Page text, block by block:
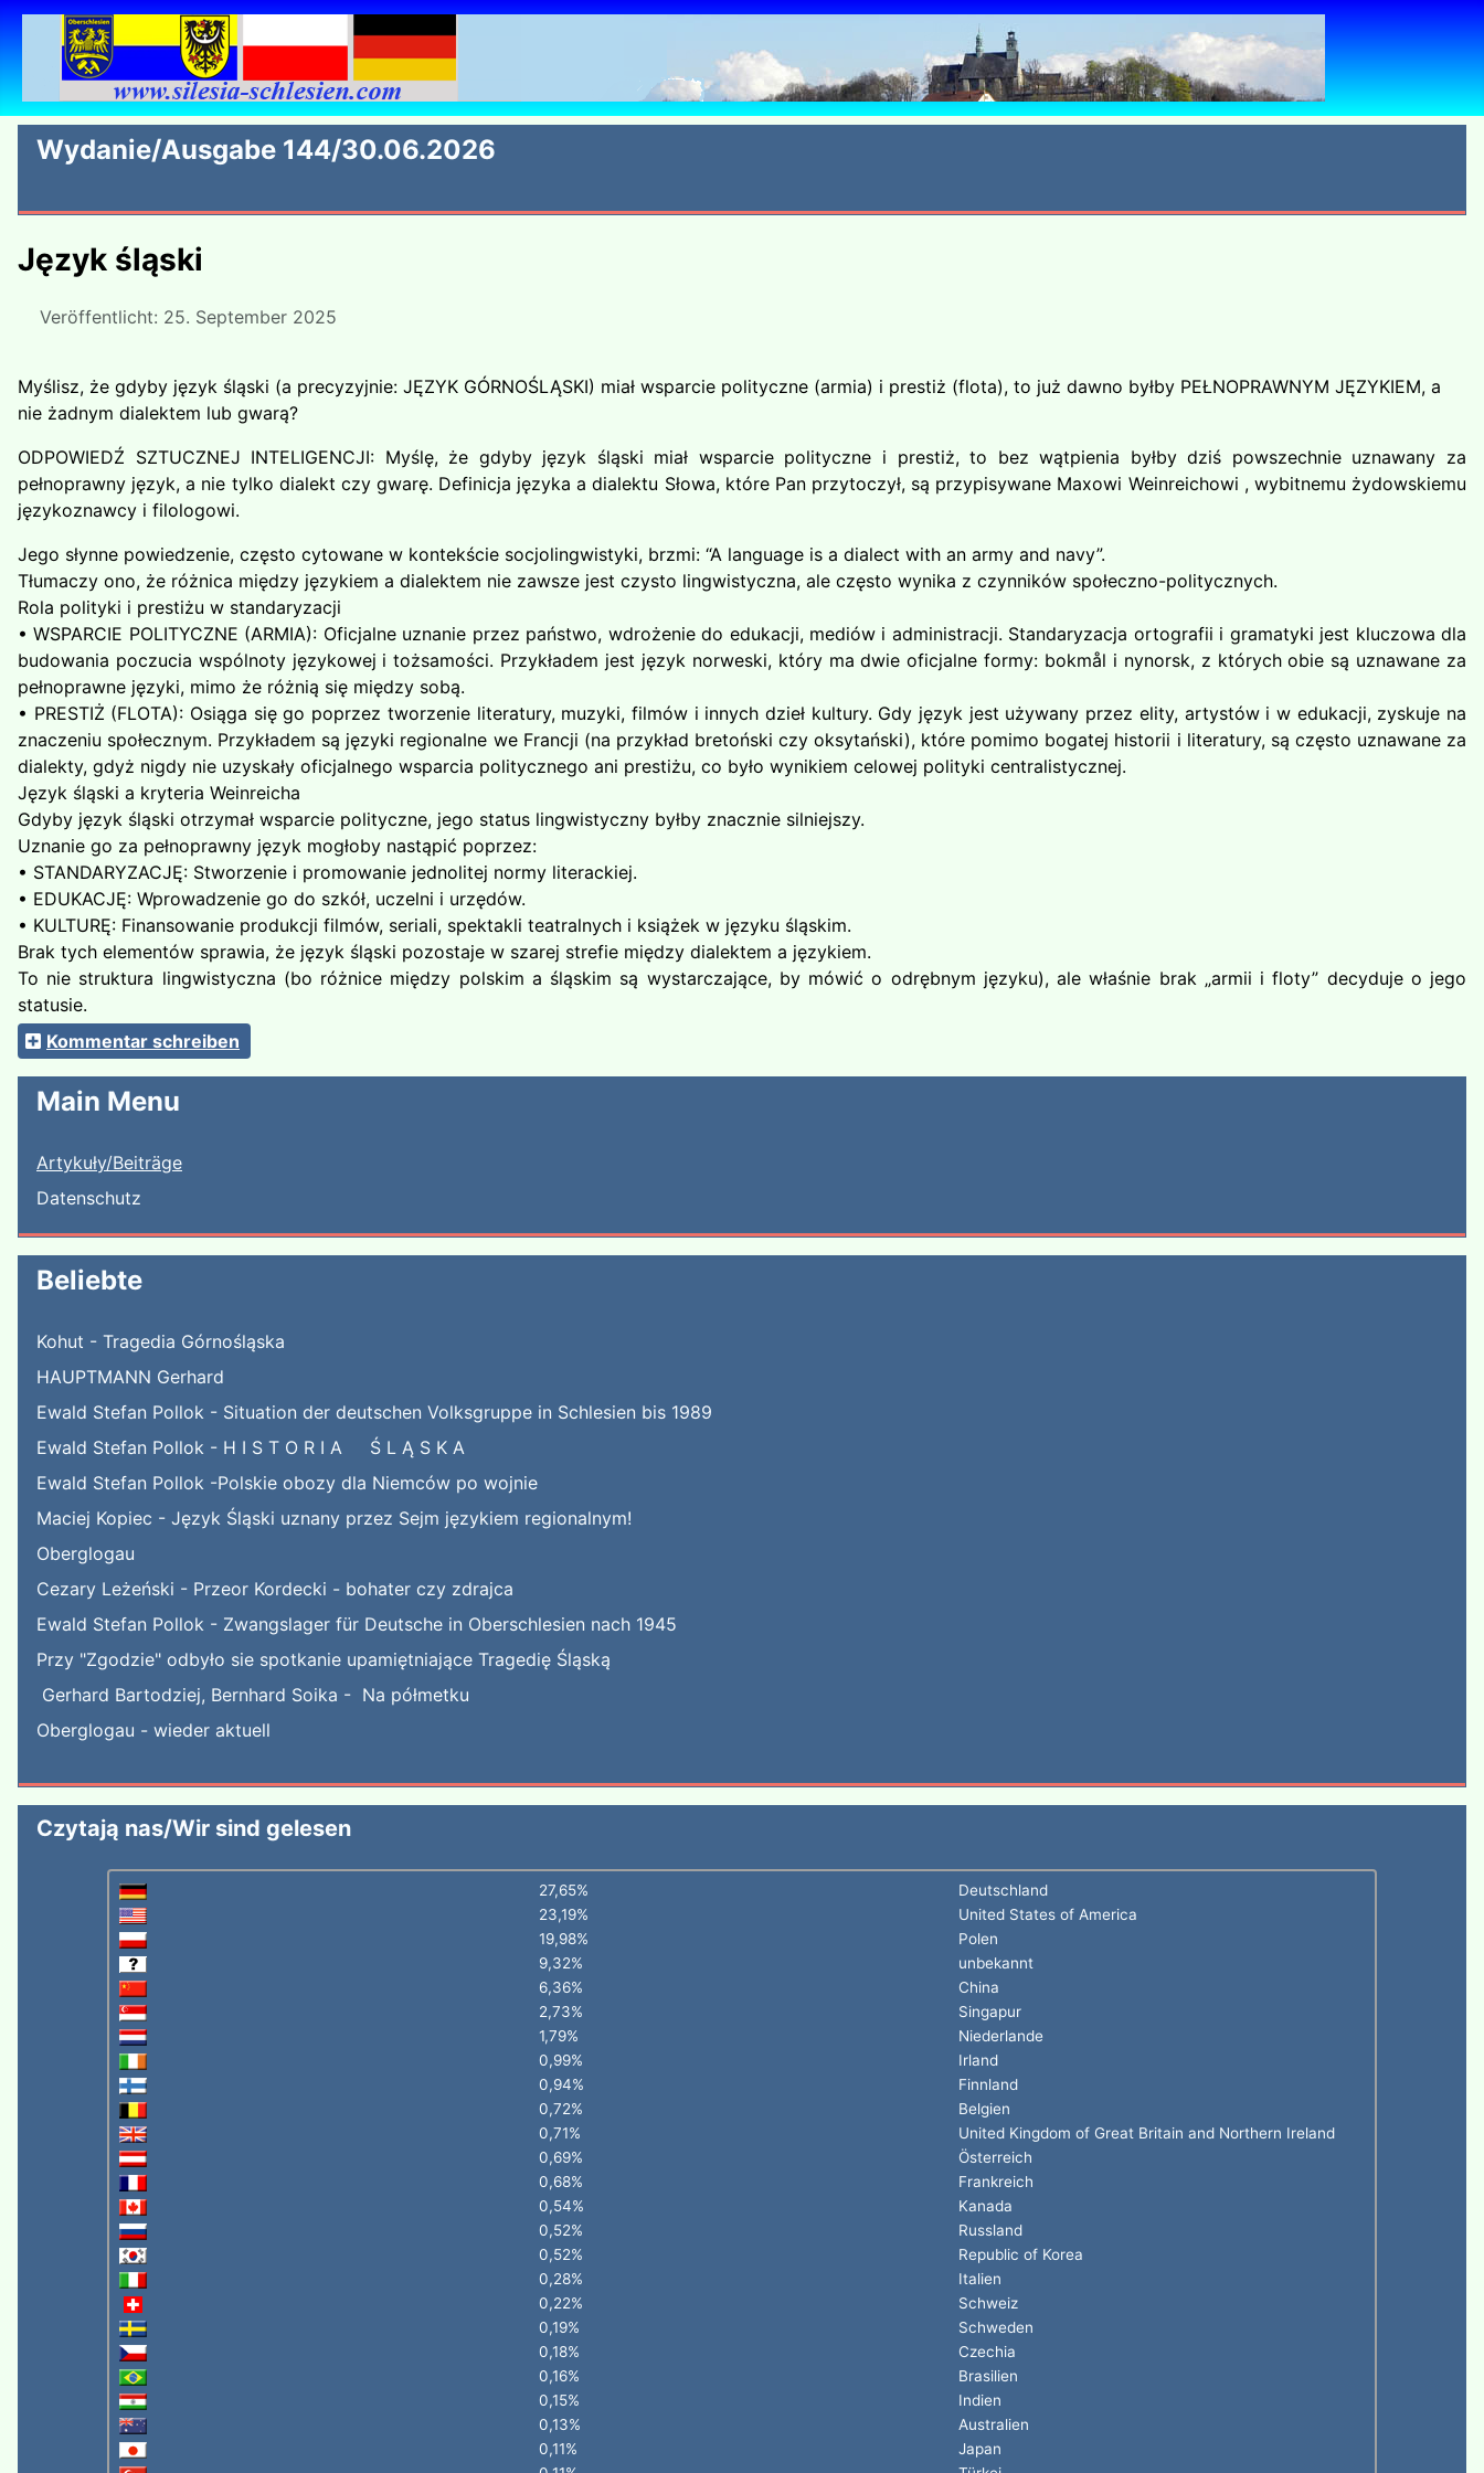
Wydanie/Ausgabe 144/30.06.2026
Main Menu
Artykuły/Beiträge
Datenschutz
Beliebte
Kohut - Tragedia Górnośląska
HAUPTMANN Gerhard
Ewald Stefan Pollok - Situation der deutschen Volksgruppe in Schlesien bis 1989
Ewald Stefan Pollok - H I S T O R I A Ś L Ą S K A
Ewald Stefan Pollok -Polskie obozy dla Niemców po wojnie
Maciej Kopiec - Język Śląski uznany przez Sejm językiem regionalnym!
Oberglogau
Cezary Leżeński - Przeor Kordecki - bohater czy zdrajca
Ewald Stefan Pollok - Zwangslager für Deutsche in Oberschlesien nach 1945
Przy "Zgodzie" odbyło sie spotkanie upamiętniające Tragedię Śląską
Gerhard Bartodziej, Bernhard Soika - Na półmetku
Oberglogau - wieder aktuell
Czytają nas/Wir sind gelesen
27,65%
Deutschland
23,19%
United States of America
19,98%
Polen
9,32%
unbekannt
6,36%
China
2,73%
Singapur
1,79%
Niederlande
0,99%
Irland
0,94%
Finnland
0,72%
Belgien
0,71%
United Kingdom of Great Britain and Northern Ireland
0,69%
Österreich
0,68%
Frankreich
0,54%
Kanada
0,52%
Russland
0,52%
Republic of Korea
0,28%
Italien
0,22%
Schweiz
0,19%
Schweden
0,18%
Czechia
0,16%
Brasilien
0,15%
Indien
0,13%
Australien
0,11%
Japan
Język śląski
Veröffentlicht: 25. September 2025
Myślisz, że gdyby język śląski (a precyzyjnie: JĘZYK GÓRNOŚLĄSKI) miał wsparcie polityczne (armia) i prestiż (flota), to już dawno byłby PEŁNOPRAWNYM JĘZYKIEM, a
nie żadnym dialektem lub gwarą?
ODPOWIEDŹ SZTUCZNEJ INTELIGENCJI: Myślę, że gdyby język śląski miał wsparcie polityczne i prestiż, to bez wątpienia byłby dziś powszechnie uznawany za
pełnoprawny język, a nie tylko dialekt czy gwarę. Definicja języka a dialektu Słowa, które Pan przytoczył, są przypisywane Maxowi Weinreichowi , wybitnemu żydowskiemu
językoznawcy i filologowi.
Jego słynne powiedzenie, często cytowane w kontekście socjolingwistyki, brzmi: “A language is a dialect with an army and navy”.
Tłumaczy ono, że różnica między językiem a dialektem nie zawsze jest czysto lingwistyczna, ale często wynika z czynników społeczno-politycznych.
Rola polityki i prestiżu w standaryzacji
• WSPARCIE POLITYCZNE (ARMIA): Oficjalne uznanie przez państwo, wdrożenie do edukacji, mediów i administracji. Standaryzacja ortografii i gramatyki jest kluczowa dla
budowania poczucia wspólnoty językowej i tożsamości. Przykładem jest język norweski, który ma dwie oficjalne formy: bokmål i nynorsk, z których obie są uznawane za
pełnoprawne języki, mimo że różnią się między sobą.
• PRESTIŻ (FLOTA): Osiąga się go poprzez tworzenie literatury, muzyki, filmów i innych dzieł kultury. Gdy język jest używany przez elity, artystów i w edukacji, zyskuje na
znaczeniu społecznym. Przykładem są języki regionalne we Francji (na przykład bretoński czy oksytański), które pomimo bogatej historii i literatury, są często uznawane za
dialekty, gdyż nigdy nie uzyskały oficjalnego wsparcia politycznego ani prestiżu, co było wynikiem celowej polityki centralistycznej.
Język śląski a kryteria Weinreicha
Gdyby język śląski otrzymał wsparcie polityczne, jego status lingwistyczny byłby znacznie silniejszy.
Uznanie go za pełnoprawny język mogłoby nastąpić poprzez:
• STANDARYZACJĘ: Stworzenie i promowanie jednolitej normy literackiej.
• EDUKACJĘ: Wprowadzenie go do szkół, uczelni i urzędów.
• KULTURĘ: Finansowanie produkcji filmów, seriali, spektakli teatralnych i książek w języku śląskim.
Brak tych elementów sprawia, że język śląski pozostaje w szarej strefie między dialektem a językiem.
To nie struktura lingwistyczna (bo różnice między polskim a śląskim są wystarczające, by mówić o odrębnym języku), ale właśnie brak „armii i floty” decyduje o jego
statusie.
Kommentar schreiben